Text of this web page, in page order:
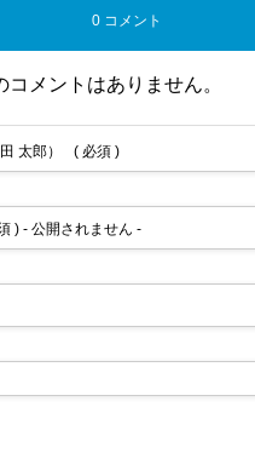
0 コメント
コメントはありません。
太郎） ( 必須 )
) - 公開されません -